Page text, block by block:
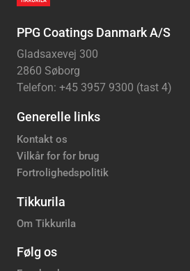
PPG Coatings Danmark A/S
Gladsaxevej 300
2860 Søborg
Telefon: +45 3957 9300 (tast 4)
Generelle links
Kontakt os
Vilkår for for brug
Fortrolighedspolitik
Tikkurila
Om Tikkurila
Følg os